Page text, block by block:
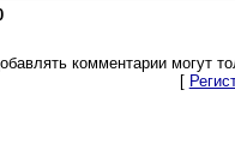
комментарии могут
[